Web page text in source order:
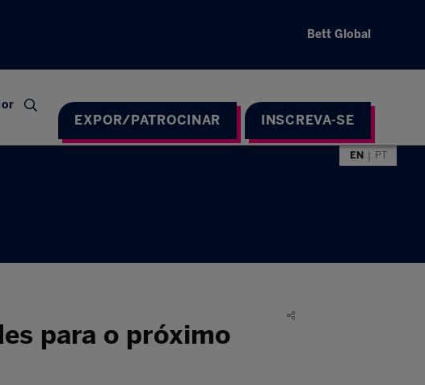
Bett Global
EXPOR/PATROCINAR INSCREVA-SE
EN PT
para o próximo